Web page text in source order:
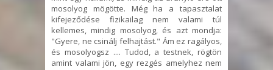
mosolyog mögötte. Még ha a tapasztalat
kifejeződése fizikailag nem valami túl
kellemes, mindig mosolyog, és azt mondja:
"Gyere, ne csinálj felhajtást." Ám ez ragályos,
és mosolyogsz .... Tudod, a testnek, rögtön
amint valami jön, egy rezgés amelyhez nem